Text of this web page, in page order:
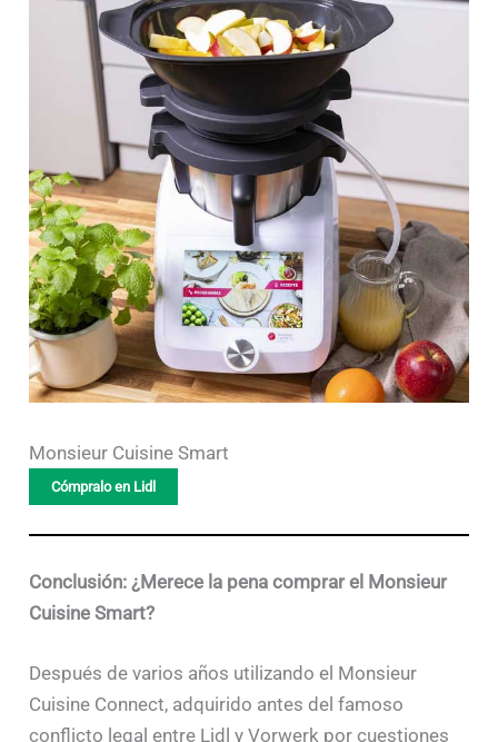
Monsieur Cuisine Smart
Cómpralo en Lidl
Conclusión: ¿Merece la pena comprar el Monsieur
Cuisine Smart?
Después de varios años utilizando el Monsieur
Cuisine Connect, adquirido antes del famoso
conflicto legal entre Lidl y Vorwerk por cuestiones